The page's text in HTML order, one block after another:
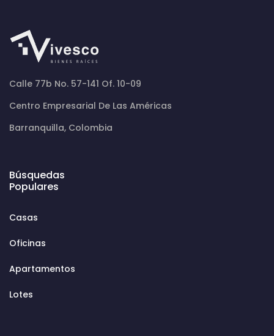
Calle 77b No. 57-141 Of. 10-09
Centro Empresarial De Las Américas
Barranquilla, Colombia
Búsquedas
Populares
Casas
Oficinas
Apartamentos
Lotes